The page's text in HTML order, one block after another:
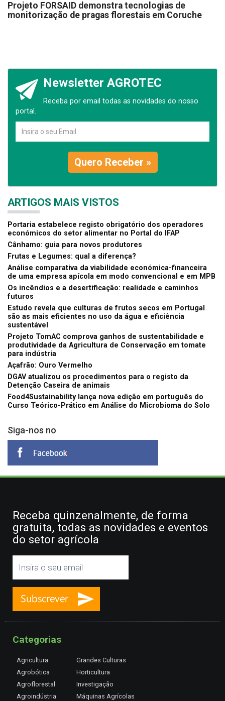
Projeto FORSAID demonstra tecnologias de
monitorização de pragas florestais em Coruche
Newsletter AGROTEC
Receba por email todas as novidades do nosso
portal.
Quero Receber »
ARTIGOS MAIS VISTOS
Portaria estabelece registo obrigatório dos operadores
económicos do setor alimentar no Portal do IFAP
Cânhamo: guia para novos produtores
Frutas e Legumes: qual a diferença?
Análise comparativa da viabilidade económica-financeira
de uma empresa apícola em modo convencional e em MPB
Os incêndios e a desertificação: realidade e caminhos
futuros
Estudo revela que culturas de frutos secos em Portugal
são as mais eficientes no uso da água e eficiência
sustentável
Projeto TomAC comprova ganhos de sustentabilidade e
produtividade da Agricultura de Conservação em tomate
para indústria
Açafrão: Ouro Vermelho
DGAV atualizou os procedimentos para o registo da
Detenção Caseira de animais
Food4Sustainability lança nova edição em português do
Curso Teórico-Prático em Análise do Microbioma do Solo
Siga-nos no
Receba quinzenalmente, de forma
gratuita, todas as novidades e eventos
do setor agrícola
Categorias
Agricultura
Agrobótica
Agroflorestal
Agroindústria
Grandes Culturas
Horticultura
Investigação
Máquinas Agrícolas